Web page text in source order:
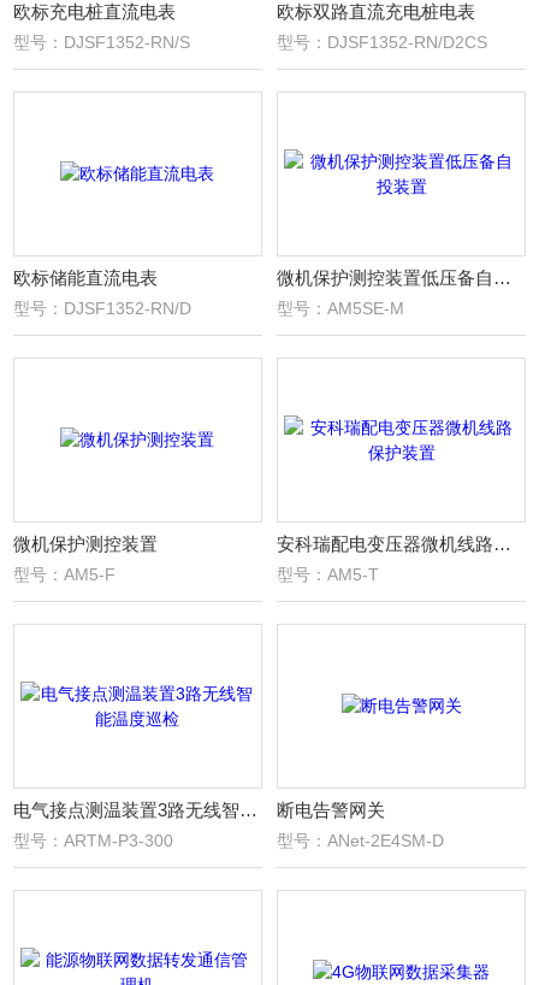
欧标充电桩直流电表
型号：DJSF1352-RN/S
欧标双路直流充电桩电表
型号：DJSF1352-RN/D2CS
欧标储能直流电表
型号：DJSF1352-RN/D
微机保护测控装置低压备自投装置
型号：AM5SE-M
微机保护测控装置
型号：AM5-F
安科瑞配电变压器微机线路保护装置
型号：AM5-T
电气接点测温装置3路无线智能温度巡检
型号：ARTM-P3-300
断电告警网关
型号：ANet-2E4SM-D